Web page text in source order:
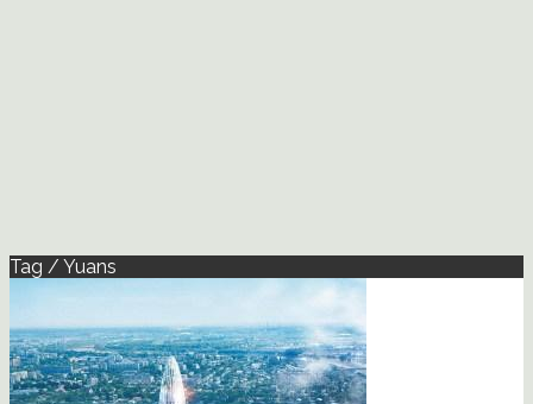
Tag / Yuans